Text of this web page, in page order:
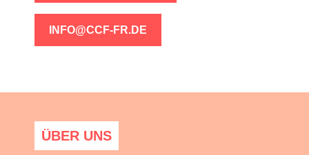
INFO@CCF-FR.DE
ÜBER UNS